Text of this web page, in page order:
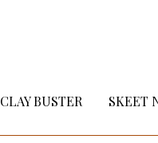
CLAY BUSTER SKEET